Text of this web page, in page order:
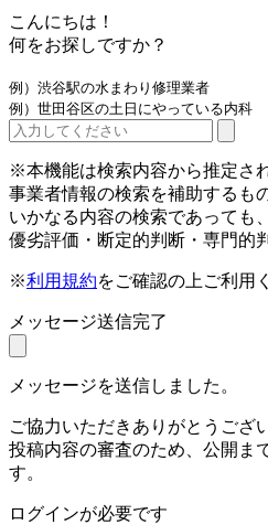
こんにちは！
何をお探しですか？
例）渋谷駅の水まわり修理業者
例）世田谷区の土日にやっている内科
※本機能は検索内容から推定さ
事業者情報の検索を補助するも
いかなる内容の検索であっても
優劣評価・断定的判断・専門的
※利用規約をご確認の上ご利用
メッセージ送信完了
メッセージを送信しました。
ご協力いただきありがとうござ
投稿内容の審査のため、公開ま
す。
ログインが必要です